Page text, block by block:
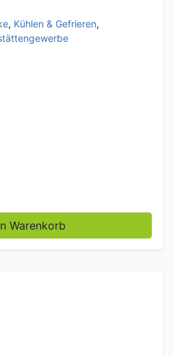
, Kühlen & Gefrieren,
weiß 130 Liter 230V Horeca
Warenkorb